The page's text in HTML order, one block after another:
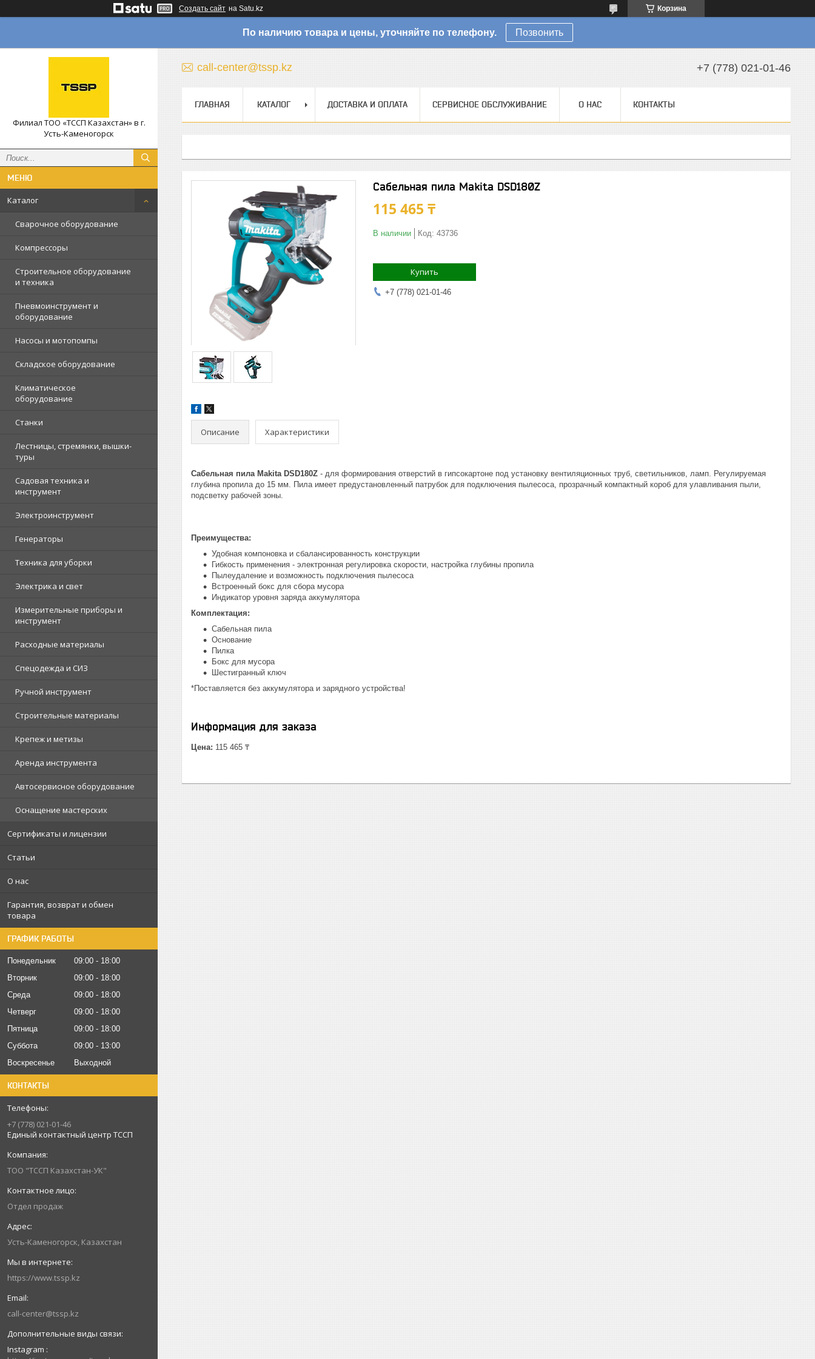
Создать сайт на Satu.kz Корзина
По наличию товара и цены, уточняйте по телефону. Позвонить
Филиал ТОО «ТССП Казахстан» в г.
Усть-Каменогорск
Каталог
Сварочное оборудование
Компрессоры
Строительное оборудование
и техника
Пневмоинструмент и
оборудование
Насосы и мотопомпы
Складское оборудование
Климатическое
оборудование
Станки
Лестницы, стремянки, вышки-
туры
Садовая техника и
инструмент
Электроинструмент
Генераторы
Техника для уборки
Электрика и свет
Измерительные приборы и
инструмент
Расходные материалы
Спецодежда и СИЗ
Ручной инструмент
Строительные материалы
Крепеж и метизы
Аренда инструмента
Автосервисное оборудование
Оснащение мастерских
Сертификаты и лицензии
Статьи
О нас
Гарантия, возврат и обмен
товара
ГРАФИК РАБОТЫ
Понедельник 09:00
18:00
Вторник
09:00
18:00
Среда
09:00
18:00
Четверг
09:00
18:00
Пятница
09:00
18:00
Суббота
09:00
13:00
Воскресенье
Выходной
КОНТАКТЫ
+7 (778) 021-01-46
Единый контактный центр ТССП
ТОО "ТССП Казахстан-УК"
Отдел продаж
Усть-Каменогорск, Казахстан
https://www.tssp.kz
call-center@tssp.kz
Instagram
call-center@tssp.kz +7 (778) 021-01-46
ГЛАВНАЯ КАТАЛОГ ДОСТАВКА И ОПЛАТА СЕРВИСНОЕ ОБСЛУЖИВАНИЕ О НАС КОНТАКТЫ
Сабельная пила Makita DSD180Z
115 465 ₸
В наличии Код: 43736
Купить
+7 (778) 021-01-46
Описание Характеристики
Сабельная пила Makita DSD180Z - для формирования отверстий в гипсокартоне под установку вентиляционных труб, светильников, ламп. Регулируемая
глубина пропила до 15 мм. Пила имеет предустановленный патрубок для подключения пылесоса, прозрачный компактный короб для улавливания пыли,
подсветку рабочей зоны.
Преимущества:
Удобная компоновка и сбалансированность конструкции
Гибкость применения - электронная регулировка скорости, настройка глубины пропила
Пылеудаление и возможность подключения пылесоса
Встроенный бокс для сбора мусора
Индикатор уровня заряда аккумулятора
Комплектация:
Сабельная пила
Основание
Пилка
Бокс для мусора
Шестигранный ключ
*Поставляется без аккумулятора и зарядного устройства!
Информация для заказа
Цена: 115 465 ₸